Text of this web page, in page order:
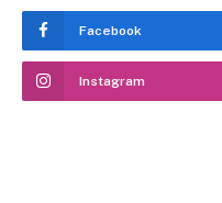
Facebook
Instagram